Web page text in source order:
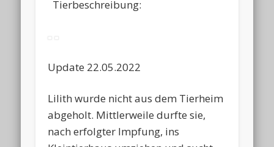
Tierbeschreibung:
Update 22.05.2022
Lilith wurde nicht aus dem Tierheim
abgeholt. Mittlerweile durfte sie,
nach erfolgter Impfung, ins